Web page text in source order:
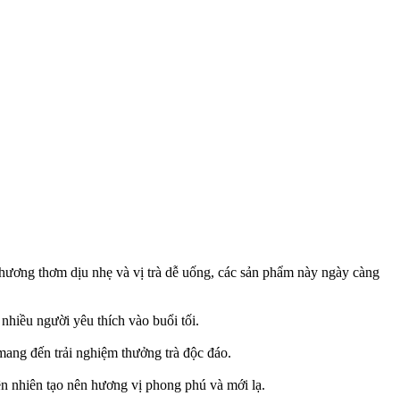
thơm dịu nhẹ và vị trà dễ uống, các sản phẩm này ngày càng
người yêu thích vào buổi tối.
đến trải nghiệm thưởng trà độc đáo.
nhiên tạo nên hương vị phong phú và mới lạ.